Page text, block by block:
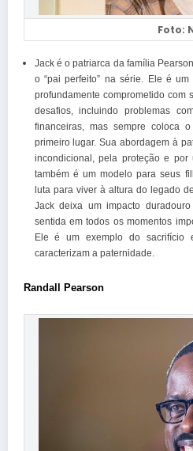
Foto:
Jack é o patriarca da família
o “pai perfeito” na série. Ele é
profundamente comprometido com
desafios, incluindo problemas
financeiras, mas sempre coloca
primeiro lugar. Sua abordagem à
incondicional, pela proteção e
também é um modelo para seus
luta para viver à altura do legado
Jack deixa um impacto
sentida em todos os momentos
Ele é um exemplo do sacrifício
caracterizam a paternidade.
Randall Pearson